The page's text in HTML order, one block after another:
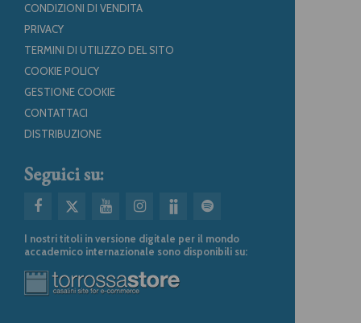
CONDIZIONI DI VENDITA
PRIVACY
TERMINI DI UTILIZZO DEL SITO
COOKIE POLICY
GESTIONE COOKIE
CONTATTACI
DISTRIBUZIONE
Seguici su:
I nostri titoli in versione digitale per il mondo
accademico internazionale sono disponibili su: